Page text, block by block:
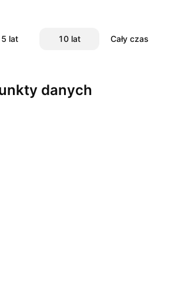
5 lat 10 lat Cały czas
danych